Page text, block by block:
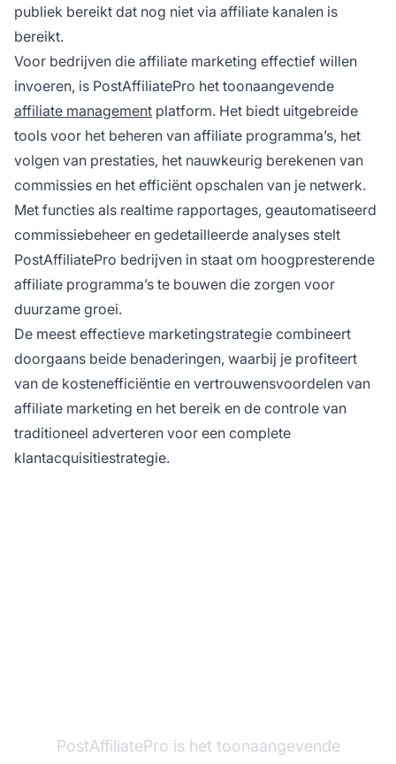
publiek bereikt dat nog niet via affiliate kanalen is
bereikt.
Voor bedrijven die affiliate marketing effectief willen
invoeren, is PostAffiliatePro het toonaangevende
affiliate management platform. Het biedt uitgebreide
tools voor het beheren van affiliate programma’s, het
volgen van prestaties, het nauwkeurig berekenen van
commissies en het efficiënt opschalen van je netwerk.
Met functies als realtime rapportages, geautomatiseerd
commissiebeheer en gedetailleerde analyses stelt
PostAffiliatePro bedrijven in staat om hoogpresterende
affiliate programma’s te bouwen die zorgen voor
duurzame groei.
De meest effectieve marketingstrategie combineert
doorgaans beide benaderingen, waarbij je profiteert
van de kostenefficiëntie en vertrouwensvoordelen van
affiliate marketing en het bereik en de controle van
traditioneel adverteren voor een complete
klantacquisitiestrategie.
PostAffiliatePro is het toonaangevende